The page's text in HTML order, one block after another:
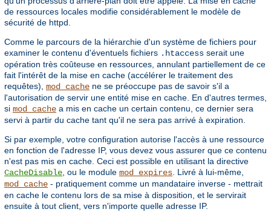
de ressources locales modifie considérablement le modèle de
sécurité de httpd.
Comme le parcours de la hiérarchie d'un système de fichiers pour
examiner le contenu d'éventuels fichiers .htaccess serait une
opération très coûteuse en ressources, annulant partiellement de ce
fait l'intérêt de la mise en cache (accélérer le traitement des
requêtes), mod_cache ne se préoccupe pas de savoir s'il a
l'autorisation de servir une entité mise en cache. En d'autres termes,
si mod_cache a mis en cache un certain contenu, ce dernier sera
servi à partir du cache tant qu'il ne sera pas arrivé à expiration.
Si par exemple, votre configuration autorise l'accès à une ressource
en fonction de l'adresse IP, vous devez vous assurer que ce contenu
n'est pas mis en cache. Ceci est possible en utilisant la directive
CacheDisable, ou le module mod_expires. Livré à lui-même,
mod_cache - pratiquement comme un mandataire inverse - mettrait
en cache le contenu lors de sa mise à disposition, et le servirait
ensuite à tout client, vers n'importe quelle adresse IP.